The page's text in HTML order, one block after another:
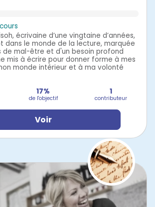
écrivaine d’une vingtaine d’années,
dans le monde de la lecture, marquée
de mal-être et d'un besoin profond
mis à écrire pour donner forme à mes
monde intérieur et à ma volonté
17%
de l'objectif
1
contributeur
Voir